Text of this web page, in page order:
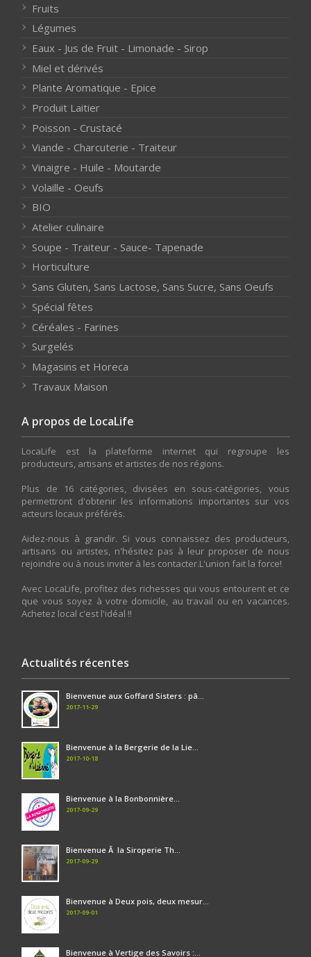
Fruits
Légumes
Eaux - Jus de Fruit - Limonade - Sirop
Miel et dérivés
Plante Aromatique - Epice
Produit Laitier
Poisson - Crustacé
Viande - Charcuterie - Traiteur
Vinaigre - Huile - Moutarde
Volaille - Oeufs
BIO
Atelier culinaire
Soupe - Traiteur - Sauce- Tapenade
Horticulture
Sans Gluten, Sans Lactose, Sans Sucre, Sans Oeufs
Spécial fêtes
Céréales - Farines
Surgelés
Magasins et Horeca
Travaux Maison
A propos de LocaLife
LocaLife est la plateforme internet qui regroupe les
producteurs, artisans et artistes de nos régions.
Plus de 16 catégories, divisées en sous-catégories, vous
permettront d'obtenir les informations importantes sur vos
acteurs locaux préférés.
Aidez-nous à grandir. Si vous connaissez des producteurs,
artisans ou artistes, n'hésitez pas à leur proposer de nous
rejoindre ou à nous inviter à les contacter.L'union fait la force!
Avec LocaLife, profitez des richesses qui vous entourent et ce
que vous soyez à votre domicile, au travail ou en vacances.
Achetez local c'est l'idéal !!
Actualités récentes
Bienvenue aux Goffard Sisters : pâ...
2017-11-29
Bienvenue à la Bergerie de la Lie...
2017-10-18
Bienvenue à la Bonbonnière...
2017-09-29
Bienvenue Ã la Siroperie Th...
2017-09-29
Bienvenue à Deux pois, deux mesur...
2017-09-01
Bienvenue à Vertige des Savoirs :...